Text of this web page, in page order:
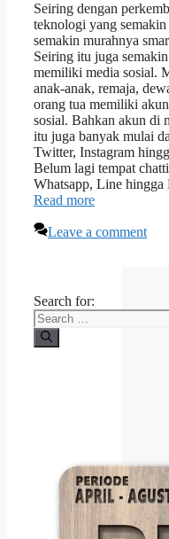
Seiring dengan
teknologi yang
semakin murahnya
Seiring itu juga
memiliki media sosial.
anak-anak, remaja,
orang tua memiliki
sosial. Bahkan akun di
itu juga banyak mulai
Twitter, Instagram
Belum lagi tempat
Whatsapp, Line
Read more
Leave a comment
Search for: